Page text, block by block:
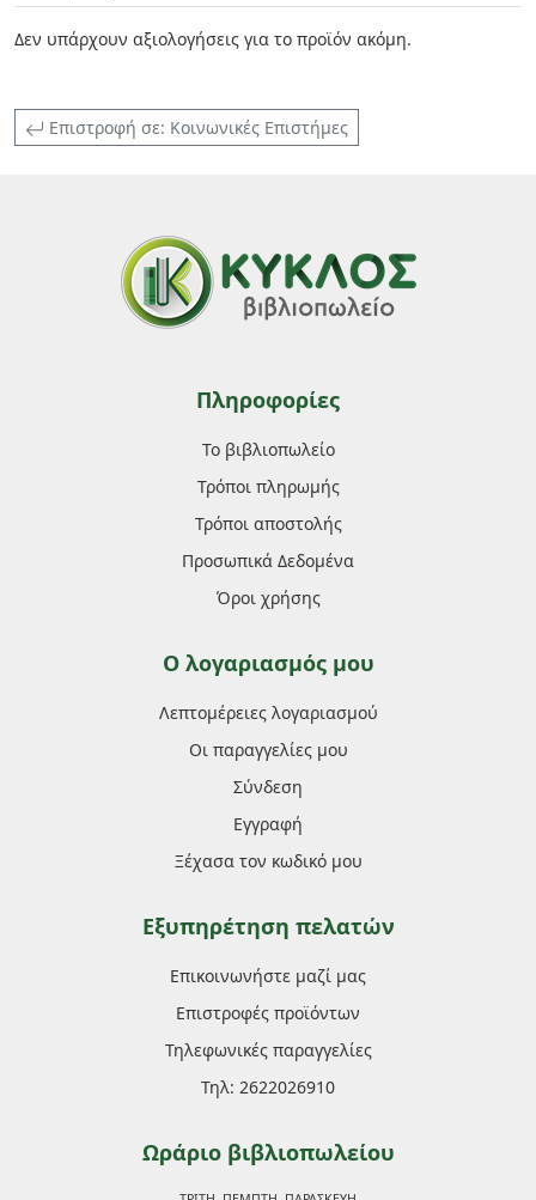
Δεν υπάρχουν αξιολογήσεις για το προϊόν ακόμη.
Επιστροφή σε: Κοινωνικές Επιστήμες
Πληροφορίες
Το βιβλιοπωλείο
Τρόποι πληρωμής
Τρόποι αποστολής
Προσωπικά Δεδομένα
Όροι χρήσης
Ο λογαριασμός μου
Λεπτομέρειες λογαριασμού
Οι παραγγελίες μου
Σύνδεση
Εγγραφή
Ξέχασα τον κωδικό μου
Εξυπηρέτηση πελατών
Επικοινωνήστε μαζί μας
Επιστροφές προϊόντων
Τηλεφωνικές παραγγελίες
Τηλ: 2622026910
Ωράριο βιβλιοπωλείου